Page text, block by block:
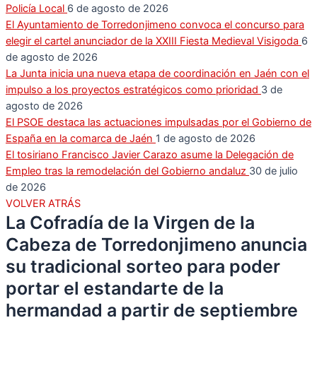
Policía Local 6 de agosto de 2026
El Ayuntamiento de Torredonjimeno convoca el concurso para
elegir el cartel anunciador de la XXIII Fiesta Medieval Visigoda 6
de agosto de 2026
La Junta inicia una nueva etapa de coordinación en Jaén con el
impulso a los proyectos estratégicos como prioridad 3 de
agosto de 2026
El PSOE destaca las actuaciones impulsadas por el Gobierno de
España en la comarca de Jaén 1 de agosto de 2026
El tosiriano Francisco Javier Carazo asume la Delegación de
Empleo tras la remodelación del Gobierno andaluz 30 de julio
de 2026
VOLVER ATRÁS
La Cofradía de la Virgen de la
Cabeza de Torredonjimeno anuncia
su tradicional sorteo para poder
portar el estandarte de la
hermandad a partir de septiembre